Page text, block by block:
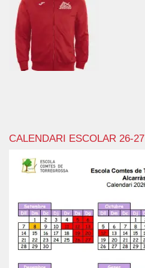
CALENDARI ESCOLAR 26-27